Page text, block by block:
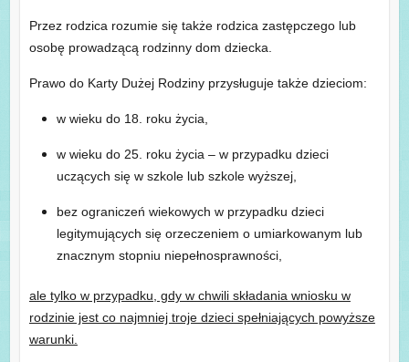
Przez rodzica rozumie się także rodzica zastępczego lub
osobę prowadzącą rodzinny dom dziecka.
Prawo do Karty Dużej Rodziny przysługuje także dzieciom:
w wieku do 18. roku życia,
w wieku do 25. roku życia – w przypadku dzieci
uczących się w szkole lub szkole wyższej,
bez ograniczeń wiekowych w przypadku dzieci
legitymujących się orzeczeniem o umiarkowanym lub
znacznym stopniu niepełnosprawności,
ale tylko w przypadku, gdy w chwili składania wniosku w
rodzinie jest co najmniej troje dzieci spełniających powyższe
warunki.